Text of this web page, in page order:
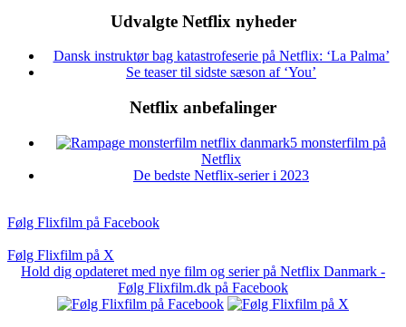
Udvalgte Netflix nyheder
Dansk instruktør bag katastrofeserie på Netflix: ‘La Palma’
Se teaser til sidste sæson af ‘You’
Netflix anbefalinger
5 monsterfilm på
Netflix
De bedste Netflix-serier i 2023
Følg Flixfilm på Facebook
Følg Flixfilm på X
Hold dig opdateret med nye film og serier på Netflix Danmark -
Følg Flixfilm.dk på Facebook